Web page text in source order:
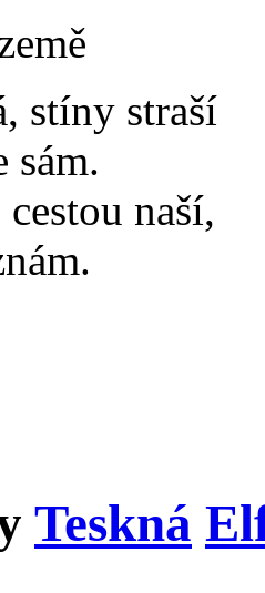
stíny straší
sám.
naší,
Teskná